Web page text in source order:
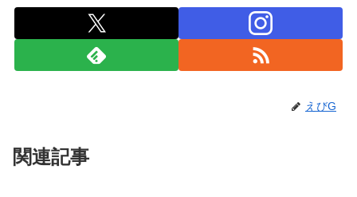
えびG
関連記事